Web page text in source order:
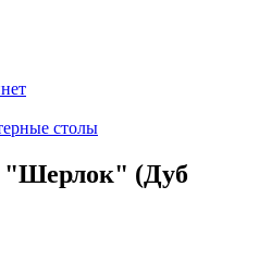
столы
"Шерлок" (Дуб